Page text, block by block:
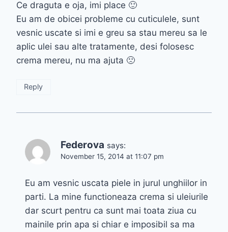
Ce draguta e oja, imi place 🙂
Eu am de obicei probleme cu cuticulele, sunt
vesnic uscate si imi e greu sa stau mereu sa le
aplic ulei sau alte tratamente, desi folosesc
crema mereu, nu ma ajuta 🙁
Reply
Federova says:
November 15, 2014 at 11:07 pm
Eu am vesnic uscata piele in jurul unghiilor in
parti. La mine functioneaza crema si uleiurile
dar scurt pentru ca sunt mai toata ziua cu
mainile prin apa si chiar e imposibil sa ma